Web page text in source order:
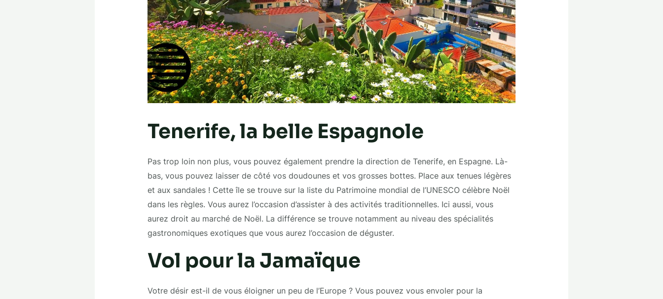
Tenerife, la belle Espagnole
Pas trop loin non plus, vous pouvez également prendre la direction de Tenerife, en Espagne. Là-
bas, vous pouvez laisser de côté vos doudounes et vos grosses bottes. Place aux tenues légères
et aux sandales ! Cette île se trouve sur la liste du Patrimoine mondial de l’UNESCO célèbre Noël
dans les règles. Vous aurez l’occasion d’assister à des activités traditionnelles. Ici aussi, vous
aurez droit au marché de Noël. La différence se trouve notamment au niveau des spécialités
gastronomiques exotiques que vous aurez l’occasion de déguster.
Vol pour la Jamaïque
Votre désir est-il de vous éloigner un peu de l’Europe ? Vous pouvez vous envoler pour la